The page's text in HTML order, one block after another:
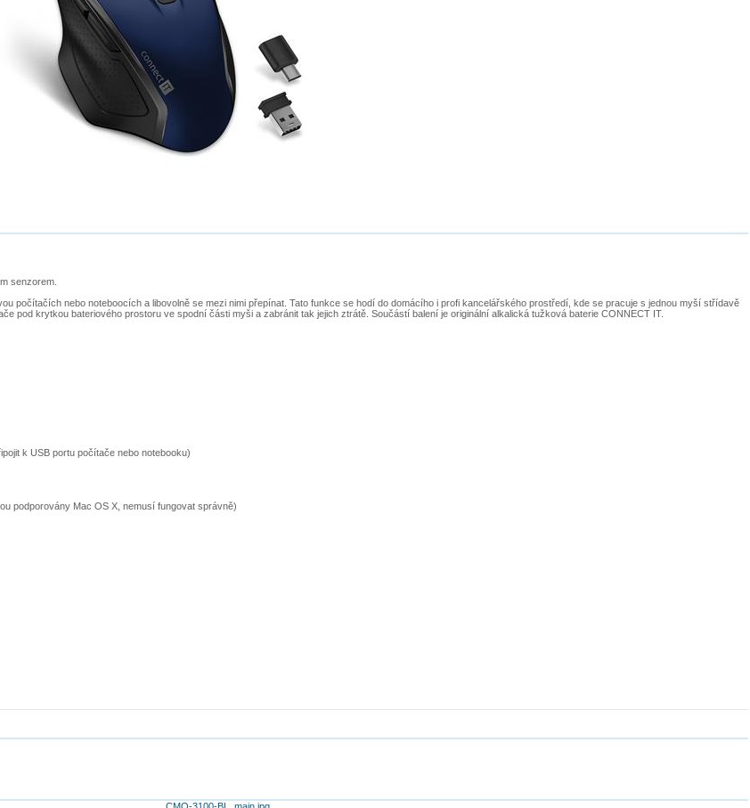
senzorem.
počítačích nebo noteboocích a libovolně se mezi nimi přepínat. Tato funkce se hodí do domácího i profi kancelářského prostředí, kde se pracuje s jednou myší střídavě
pod krytkou bateriového prostoru ve spodní části myši a zabránit tak jejich ztrátě. Součástí balení je originální alkalická tužková baterie CONNECT IT.
k USB portu počítače nebo notebooku)
podporovány Mac OS X, nemusí fungovat správně)